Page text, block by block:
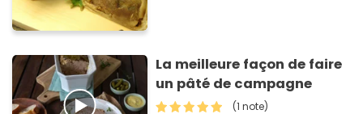
La meilleure façon de faire
un pâté de campagne
(1 note)